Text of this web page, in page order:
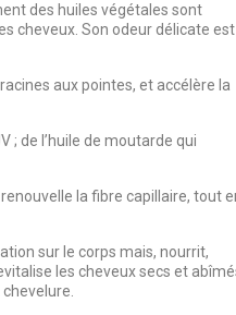
des huiles végétales sont
cheveux. Son odeur délicate
aux pointes, et accélère la
; de l’huile de moutarde qui
la fibre capillaire, tout
sur le corps mais, nourrit,
les cheveux secs et